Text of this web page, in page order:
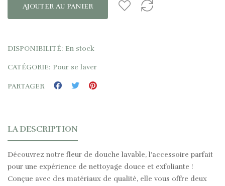
AJOUTER AU PANIER
DISPONIBILITÉ: En stock
CATÉGORIE: Pour se laver
PARTAGER
LA DESCRIPTION
Découvrez notre fleur de douche lavable, l’accessoire parfait
pour une expérience de nettoyage douce et exfoliante !
Conçue avec des matériaux de qualité, elle vous offre deux